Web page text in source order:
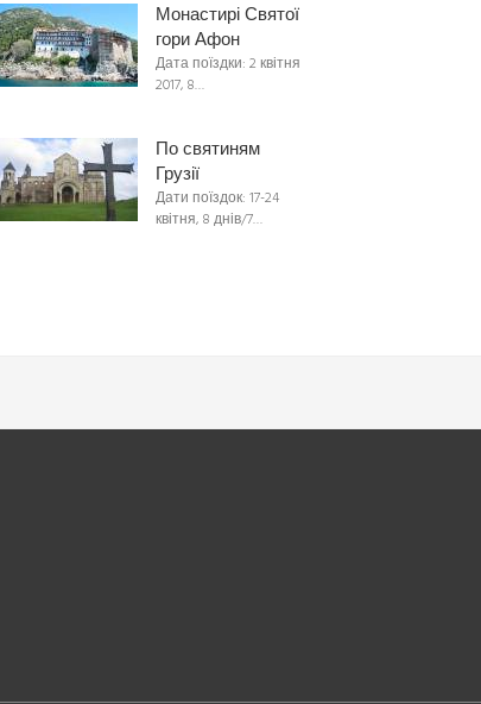
Монастирі Святої
гори Афон
Дата поїздки: 2 квітня
2017, 8…
По святиням
Грузії
Дати поїздок: 17-24
квітня, 8 днів/7…